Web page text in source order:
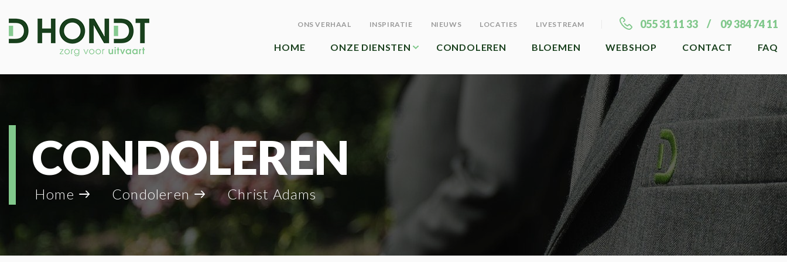
ONS VERHAAL INSPIRATIE NIEUWS LOCATIES LIVESTREAM 055 31 11 33 09 384 74 11
HOME ONZE DIENSTEN CONDOLEREN BLOEMEN WEBSHOP CONTACT FAQ
CONDOLEREN
Home Condoleren Christ Adams